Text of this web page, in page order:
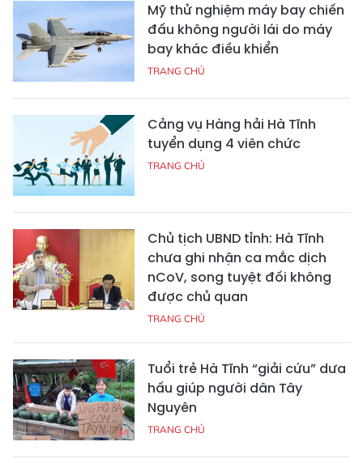
Mỹ thử nghiệm máy bay chiến
đấu không người lái do máy
bay khác điều khiển
TRANG CHỦ
Cảng vụ Hàng hải Hà Tĩnh
tuyển dụng 4 viên chức
TRANG CHỦ
Chủ tịch UBND tỉnh: Hà Tĩnh
chưa ghi nhận ca mắc dịch
nCoV, song tuyệt đối không
được chủ quan
TRANG CHỦ
Tuổi trẻ Hà Tĩnh “giải cứu” dưa
hấu giúp người dân Tây
Nguyên
TRANG CHỦ